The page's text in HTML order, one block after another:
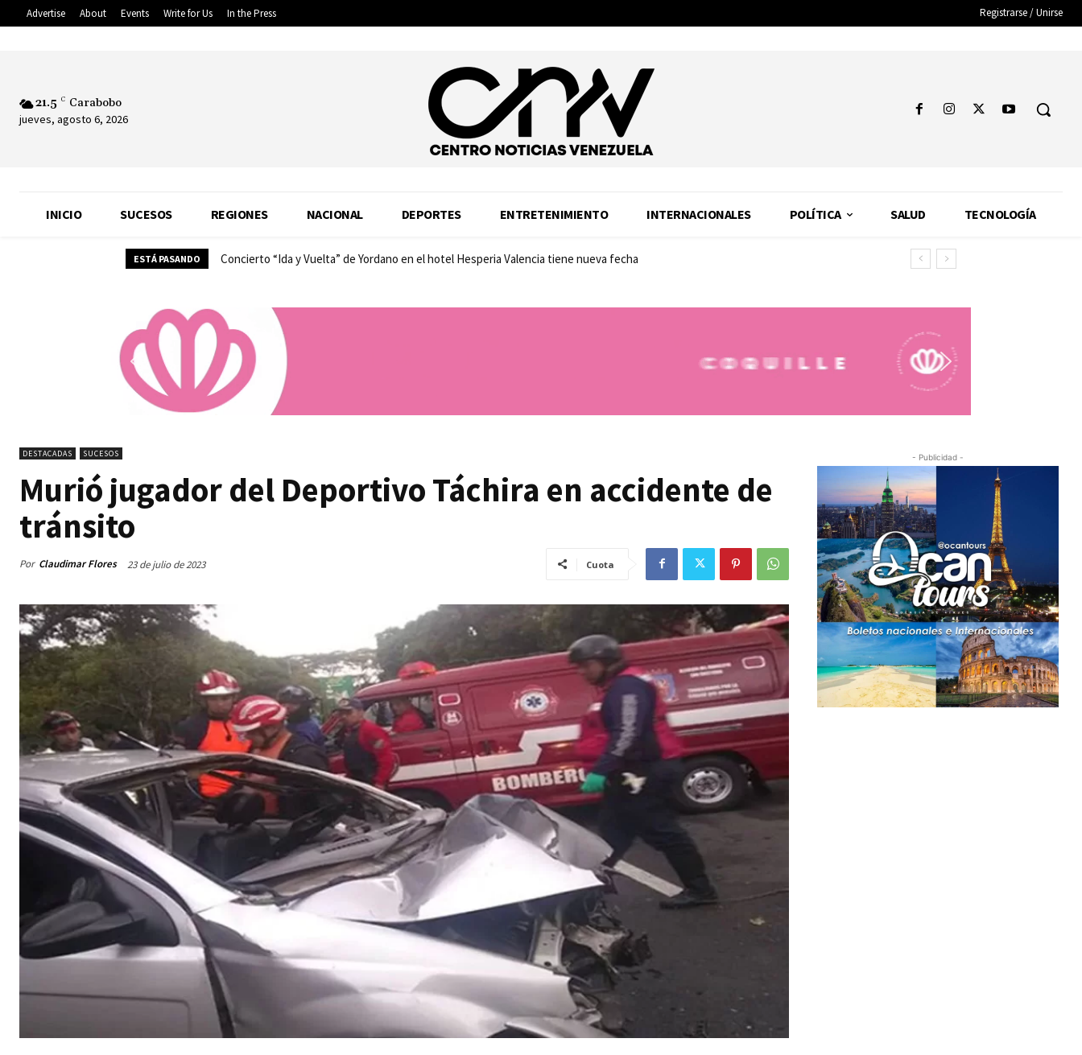
Advertise About Events Write for Us In the Press Registrarse / Unirse
21.5 C Carabobo
jueves, agosto 6, 2026
INICIO SUCESOS REGIONES NACIONAL DEPORTES ENTRETENIMIENTO INTERNACIONALES POLÍTICA SALUD TECNOLOGÍA
ESTÁ PASANDO Concierto “Ida y Vuelta” de Yordano en el hotel Hesperia Valencia tiene nueva fecha
DESTACADAS SUCESOS
Murió jugador del Deportivo Táchira en accidente de
tránsito
Por Claudimar Flores 23 de julio de 2023 Cuota
- Publicidad -